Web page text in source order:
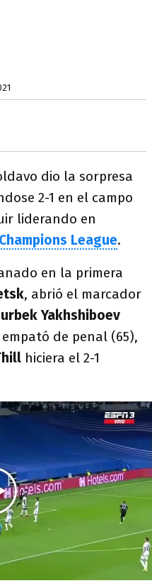
dio la sorpresa
2-1 en el campo
liderando en
Champions League.
en la primera
, abrió el marcador
Yakhshiboev
empató de penal (65),
hiciera el 2-1